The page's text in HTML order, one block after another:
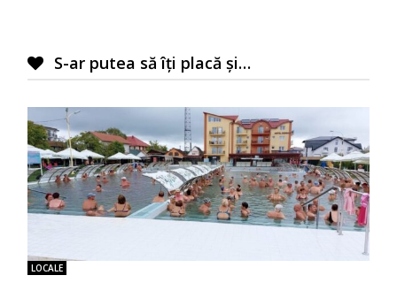
S-ar putea să îți placă și…
LOCALE